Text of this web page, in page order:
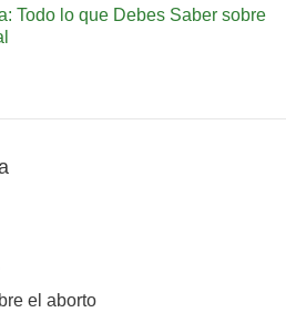
Todo lo que Debes Saber sobre
el aborto